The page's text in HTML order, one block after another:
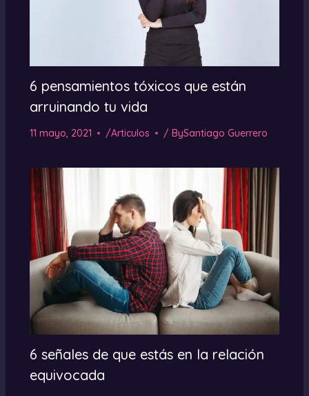
6 pensamientos tóxicos que están
arruinando tu vida
11 mayo, 2021 /Articulos / BySantiago Guerrero
6 señales de que estás en la relación
equivocada